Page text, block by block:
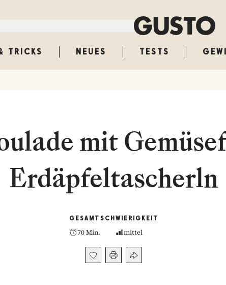
TRICKS NEUES TESTS
mit
Erdäpfeltascherln
GESAMT
70 Min.
SCHWIERIGKEIT
mittel